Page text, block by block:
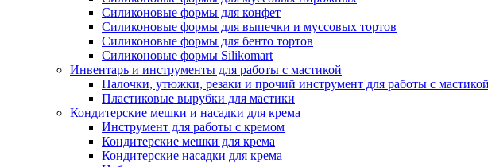
Силиконовые формы для конфет
Силиконовые формы для выпечки и муссовых тортов
Силиконовые формы для бенто тортов
Силиконовые формы Silikomart
Инвентарь и инструменты для работы с мастикой
Палочки, утюжки, резаки и прочий инструмент для работы с мастикой
Пластиковые вырубки для мастики
Кондитерские мешки и насадки для крема
Инструмент для работы с кремом
Кондитерские мешки для крема
Кондитерские насадки для крема